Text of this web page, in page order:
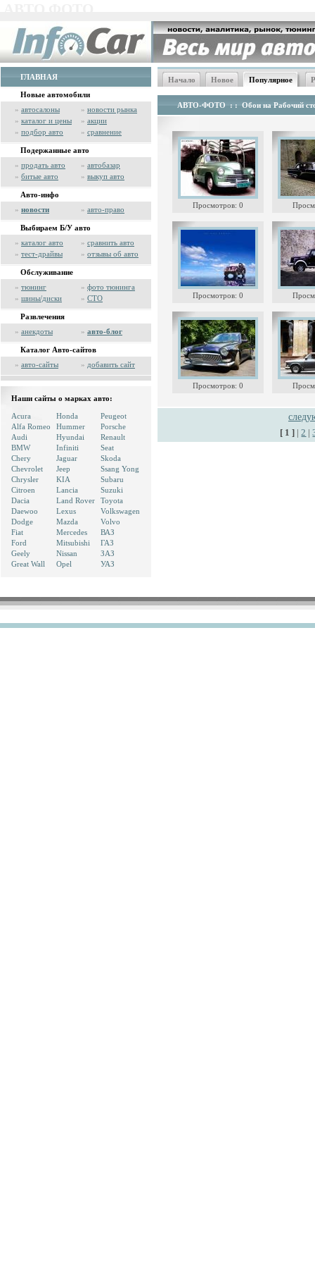
ГЛАВНАЯ
Новые автомобили
» автосалоны » новости рынка
» каталог и цены » акции
» подбор авто » сравнение
Подержанные авто
» продать авто » автобазар
» битые авто » выкуп авто
Авто-инфо
» новости » авто-право
Выбираем Б/У авто
» каталог авто » сравнить авто
» тест-драйвы » отзывы об авто
Обслуживание
» тюнинг » фото тюнинга
» шины/диски » СТО
Развлечения
» анекдоты » авто-блог
Каталог Авто-сайтов
» авто-сайты » добавить сайт
Наши сайты о марках авто:
Acura
Alfa Romeo
Audi
BMW
Chery
Chevrolet
Chrysler
Citroen
Dacia
Daewoo
Dodge
Fiat
Ford
Geely
Great Wall
Honda
Hummer
Hyundai
Infiniti
Jaguar
Jeep
KIA
Lancia
Land Rover
Lexus
Mazda
Mercedes
Mitsubishi
Nissan
Opel
Peugeot
Porsche
Renault
Seat
Skoda
Ssang Yong
Subaru
Suzuki
Toyota
Volkswagen
Volvo
ВАЗ
ГАЗ
ЗАЗ
УАЗ
Начало Новое Популярное
АВТО-ФОТО : : Обои на Рабочий
Просмотров: 0
Просмотров: 0
Просмотров: 0
[ 1 ] |2 |